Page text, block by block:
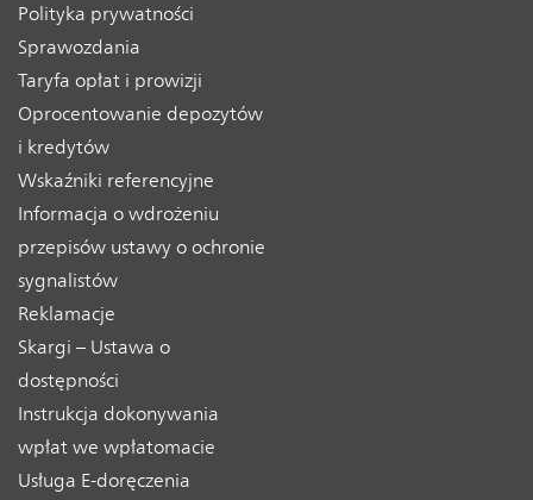
Polityka prywatności
Sprawozdania
Taryfa opłat i prowizji
Oprocentowanie depozytów
i kredytów
Wskaźniki referencyjne
Informacja o wdrożeniu
przepisów ustawy o ochronie
sygnalistów
Reklamacje
Skargi – Ustawa o
dostępności
Instrukcja dokonywania
wpłat we wpłatomacie
Usługa E-doręczenia